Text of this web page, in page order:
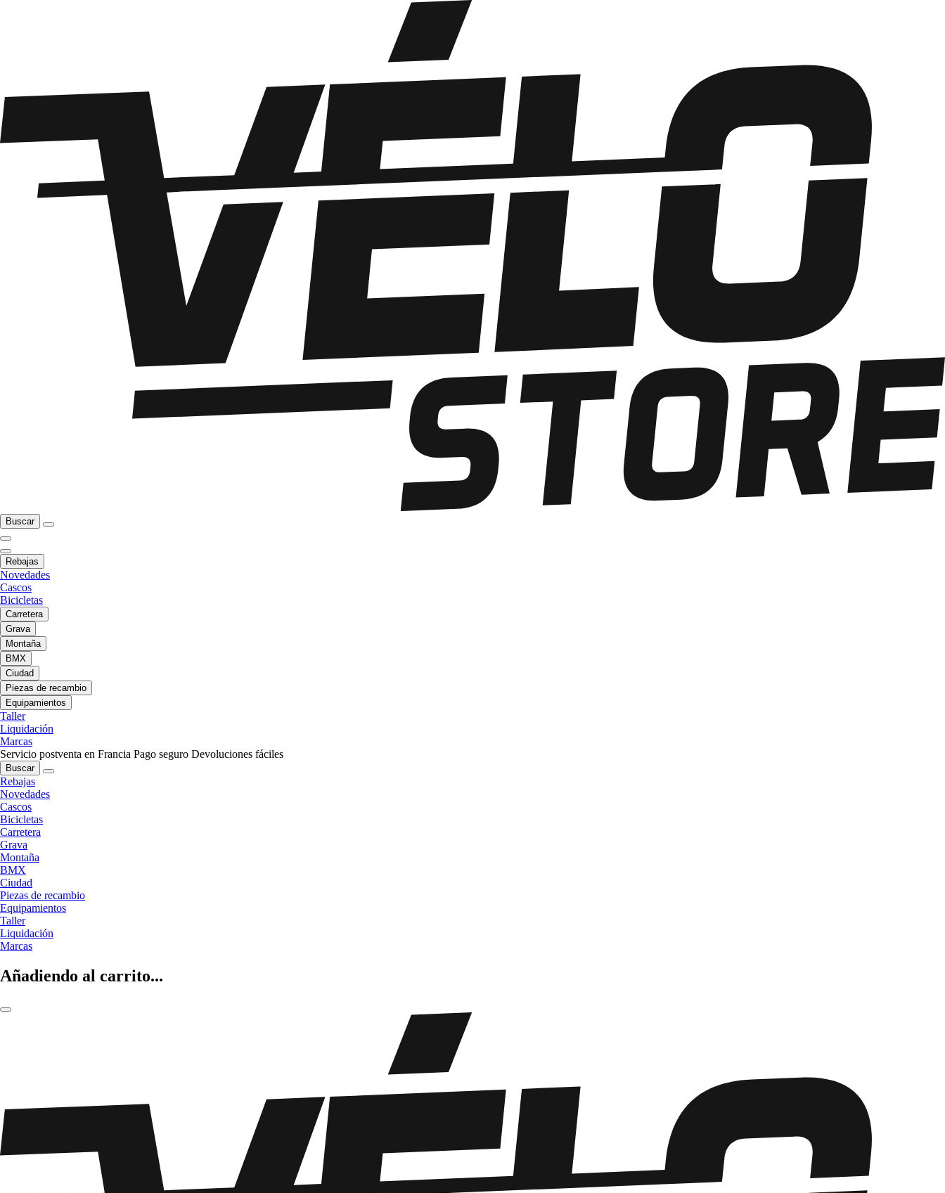
Buscar
Rebajas
Novedades
Cascos
Bicicletas
Carretera
Grava
Montaña
BMX
Ciudad
Piezas de recambio
Equipamientos
Taller
Liquidación
Marcas
Servicio postventa en Francia Pago seguro Devoluciones fáciles
Buscar
Rebajas
Novedades
Cascos
Bicicletas
Carretera
Grava
Montaña
BMX
Ciudad
Piezas de recambio
Equipamientos
Taller
Liquidación
Marcas
Añadiendo al carrito...